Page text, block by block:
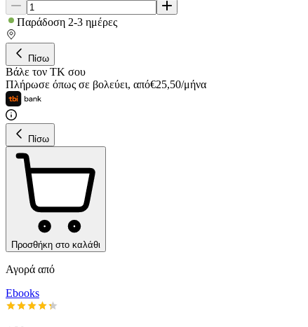
Παράδοση 2-3 ημέρες
Πίσω
Βάλε τον ΤΚ σου
Πλήρωσε όπως σε βολεύει, από€25,50/μήνα
Πίσω
Προσθήκη στο καλάθι
Αγορά από
Ebooks